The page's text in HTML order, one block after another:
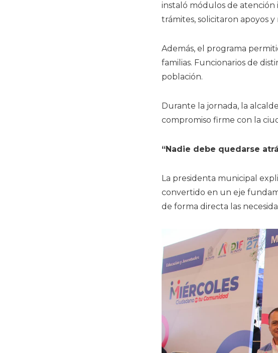
instaló módulos de atención
trámites, solicitaron apoyos
Además, el programa
familias. Funcionarios de
población.
Durante la jornada, la
compromiso firme con la
“Nadie debe quedarse
La presidenta municipal
convertido en un eje
de forma directa las